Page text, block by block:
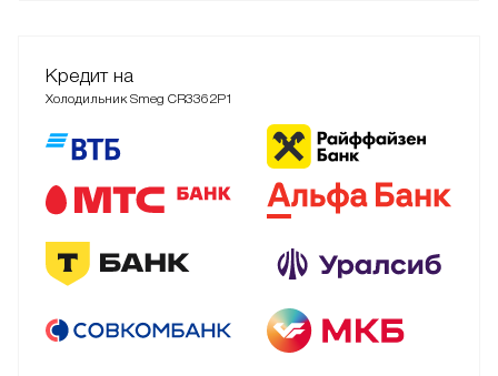
Кредит на
Холодильник Smeg CR3362P1